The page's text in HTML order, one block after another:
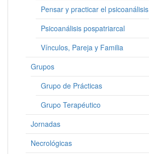
Pensar y practicar el psicoanálisis
Psicoanálisis pospatriarcal
Vínculos, Pareja y Familia
Grupos
Grupo de Prácticas
Grupo Terapéutico
Jornadas
Necrológicas